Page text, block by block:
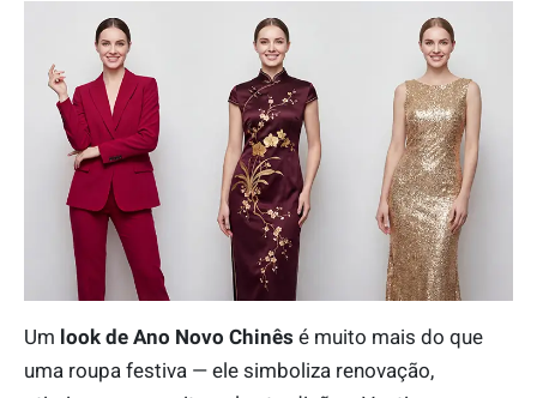
Um look de Ano Novo Chinês é muito mais do que
uma roupa festiva — ele simboliza renovação,